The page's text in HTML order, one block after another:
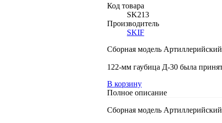
Код товара
SK213
Производитель
SKIF
Сборная модель
122-мм гаубица Д-30 была
В корзину
Полное описание
Сборная модель